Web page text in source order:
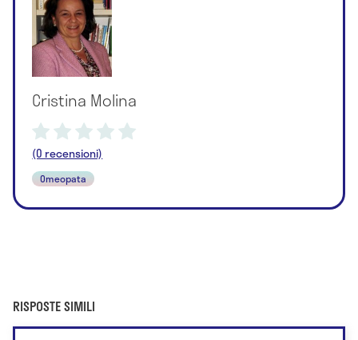
Cristina Molina
(0 recensioni)
Omeopata
RISPOSTE SIMILI